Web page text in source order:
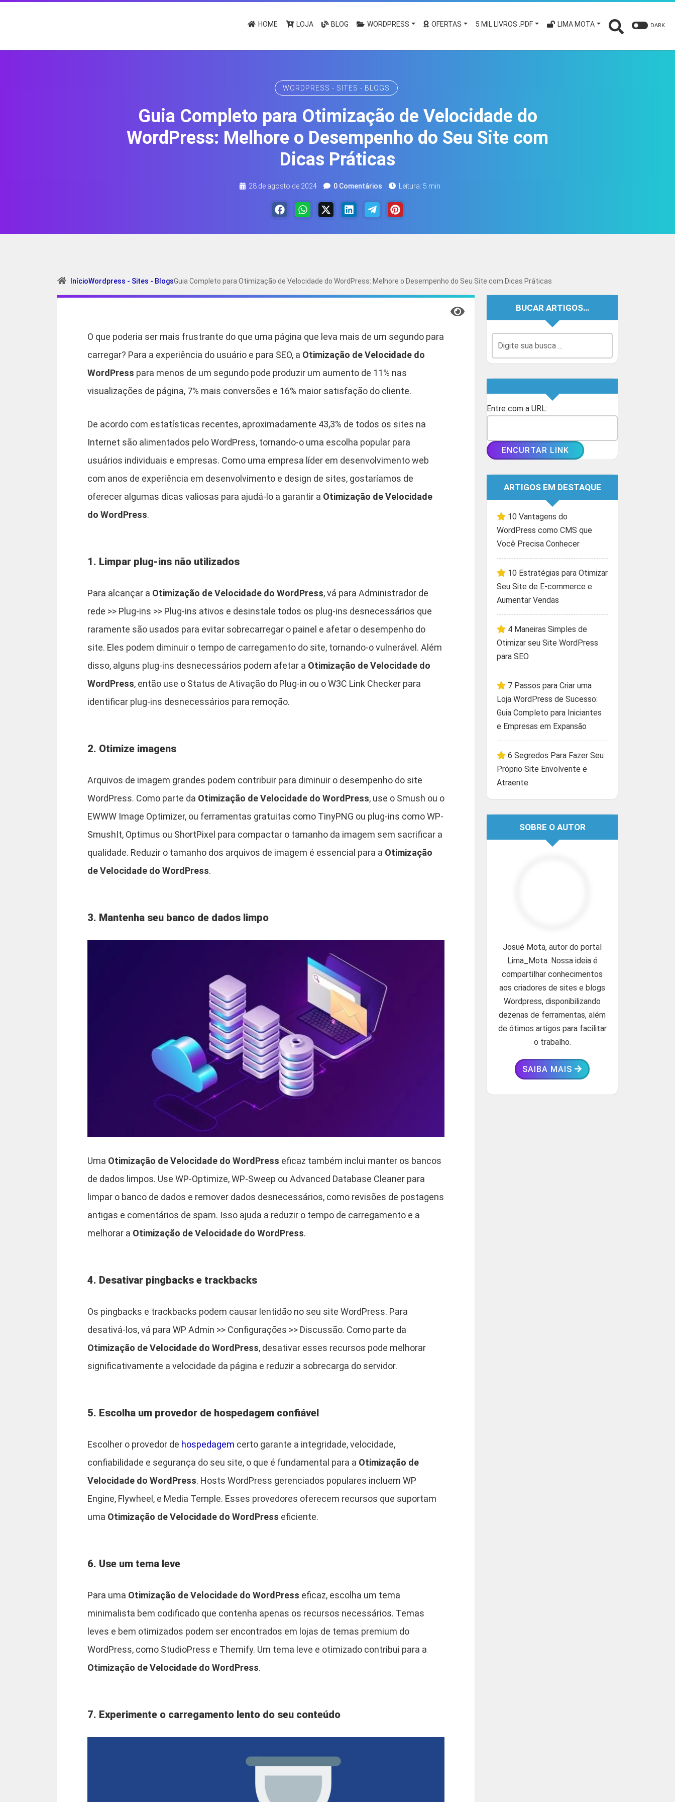
HOME LOJA BLOG WORDPRESS OFERTAS 5 MIL LIVROS .PDF LIMA MOTA DARK
WORDPRESS - SITES - BLOGS
Guia Completo para Otimização de Velocidade do
WordPress: Melhore o Desempenho do Seu Site com
Dicas Práticas
28 de agosto de 2024 0 Comentários Leitura: 5 min
InícioWordpress - Sites - BlogsGuia Completo para Otimização de Velocidade do WordPress: Melhore o Desempenho do Seu Site com Dicas Práticas
O que poderia ser mais frustrante do que uma página que leva mais de um segundo para
carregar? Para a experiência do usuário e para SEO, a Otimização de Velocidade do
WordPress para menos de um segundo pode produzir um aumento de 11% nas
visualizações de página, 7% mais conversões e 16% maior satisfação do cliente.
De acordo com estatísticas recentes, aproximadamente 43,3% de todos os sites na
Internet são alimentados pelo WordPress, tornando-o uma escolha popular para
usuários individuais e empresas. Como uma empresa líder em desenvolvimento web
com anos de experiência em desenvolvimento e design de sites, gostaríamos de
oferecer algumas dicas valiosas para ajudá-lo a garantir a Otimização de Velocidade
do WordPress.
1. Limpar plug-ins não utilizados
Para alcançar a Otimização de Velocidade do WordPress, vá para Administrador de
rede >> Plug-ins >> Plug-ins ativos e desinstale todos os plug-ins desnecessários que
raramente são usados para evitar sobrecarregar o painel e afetar o desempenho do
site. Eles podem diminuir o tempo de carregamento do site, tornando-o vulnerável. Além
disso, alguns plug-ins desnecessários podem afetar a Otimização de Velocidade do
WordPress, então use o Status de Ativação do Plug-in ou o W3C Link Checker para
identificar plug-ins desnecessários para remoção.
2. Otimize imagens
Arquivos de imagem grandes podem contribuir para diminuir o desempenho do site
WordPress. Como parte da Otimização de Velocidade do WordPress, use o Smush ou o
EWWW Image Optimizer, ou ferramentas gratuitas como TinyPNG ou plug-ins como WP-
SmushIt, Optimus ou ShortPixel para compactar o tamanho da imagem sem sacrificar a
qualidade. Reduzir o tamanho dos arquivos de imagem é essencial para a Otimização
de Velocidade do WordPress.
3. Mantenha seu banco de dados limpo
Uma Otimização de Velocidade do WordPress eficaz também inclui manter os bancos
de dados limpos. Use WP-Optimize, WP-Sweep ou Advanced Database Cleaner para
limpar o banco de dados e remover dados desnecessários, como revisões de postagens
antigas e comentários de spam. Isso ajuda a reduzir o tempo de carregamento e a
melhorar a Otimização de Velocidade do WordPress.
4. Desativar pingbacks e trackbacks
Os pingbacks e trackbacks podem causar lentidão no seu site WordPress. Para
desativá-los, vá para WP Admin >> Configurações >> Discussão. Como parte da
Otimização de Velocidade do WordPress, desativar esses recursos pode melhorar
significativamente a velocidade da página e reduzir a sobrecarga do servidor.
5. Escolha um provedor de hospedagem confiável
Escolher o provedor de hospedagem certo garante a integridade, velocidade,
confiabilidade e segurança do seu site, o que é fundamental para a Otimização de
Velocidade do WordPress. Hosts WordPress gerenciados populares incluem WP
Engine, Flywheel, e Media Temple. Esses provedores oferecem recursos que suportam
uma Otimização de Velocidade do WordPress eficiente.
6. Use um tema leve
Para uma Otimização de Velocidade do WordPress eficaz, escolha um tema
minimalista bem codificado que contenha apenas os recursos necessários. Temas
leves e bem otimizados podem ser encontrados em lojas de temas premium do
WordPress, como StudioPress e Themify. Um tema leve e otimizado contribui para a
Otimização de Velocidade do WordPress.
7. Experimente o carregamento lento do seu conteúdo
BUCAR ARTIGOS…
Entre com a URL:
ARTIGOS EM DESTAQUE
10 Vantagens do
WordPress como CMS que
Você Precisa Conhecer
10 Estratégias para Otimizar
Seu Site de E-commerce e
Aumentar Vendas
4 Maneiras Simples de
Otimizar seu Site WordPress
para SEO
7 Passos para Criar uma
Loja WordPress de Sucesso:
Guia Completo para Iniciantes
e Empresas em Expansão
6 Segredos Para Fazer Seu
Próprio Site Envolvente e
Atraente
SOBRE O AUTOR
Josué Mota, autor do portal
Lima_Mota. Nossa ideia é
compartilhar conhecimentos
aos criadores de sites e blogs
Wordpress, disponibilizando
dezenas de ferramentas, além
de ótimos artigos para facilitar
o trabalho.
SAIBA MAIS